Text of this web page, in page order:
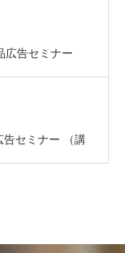
…
広告セミナー
告セミナー （講